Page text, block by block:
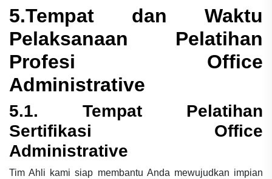
5.Tempat dan Waktu
Pelaksanaan Pelatihan
Profesi Office
Administrative
5.1. Tempat Pelatihan
Sertifikasi Office
Administrative
Tim Ahli kami siap membantu Anda mewujudkan impian